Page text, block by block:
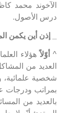
الآخوند محمد
درس الأصول.
إذن أين يكمن
^ أوّلاًهؤلاء
العديد من
شخصية علمائية،
بمراتب ودرجات
بالعديد من